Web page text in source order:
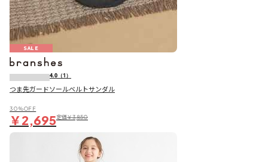
SALE
4.0 （1）
つま先ガードソールベルトサンダル
30％OFF
￥2,695定価￥3,850